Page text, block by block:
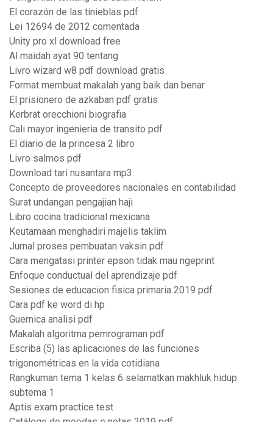
El corazón de las tinieblas pdf
Lei 12694 de 2012 comentada
Unity pro xl download free
Al maidah ayat 90 tentang
Livro wizard w8 pdf download gratis
Format membuat makalah yang baik dan benar
El prisionero de azkaban pdf gratis
Kerbrat orecchioni biografia
Cali mayor ingenieria de transito pdf
El diario de la princesa 2 libro
Livro salmos pdf
Download tari nusantara mp3
Concepto de proveedores nacionales en contabilidad
Surat undangan pengajian haji
Libro cocina tradicional mexicana
Keutamaan menghadiri majelis taklim
Jurnal proses pembuatan vaksin pdf
Cara mengatasi printer epson tidak mau ngeprint
Enfoque conductual del aprendizaje pdf
Sesiones de educacion fisica primaria 2019 pdf
Cara pdf ke word di hp
Guernica analisi pdf
Makalah algoritma pemrograman pdf
Escriba (5) las aplicaciones de las funciones
trigonométricas en la vida cotidiana
Rangkuman tema 1 kelas 6 selamatkan makhluk hidup
subtema 1
Aptis exam practice test